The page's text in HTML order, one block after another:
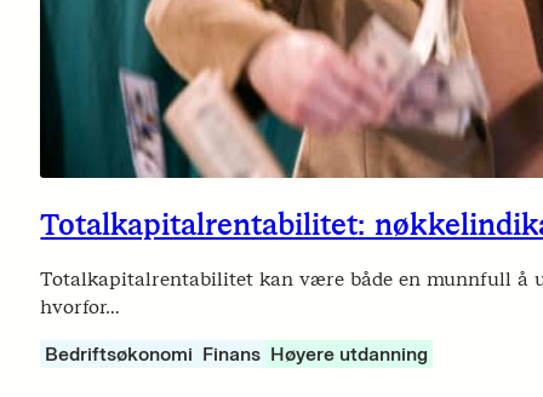
Totalkapitalrentabilitet:
Totalkapitalrentabilitet kan være både en munnfull å
hvorfor…
Bedriftsøkonomi Finans Høyere utdanning